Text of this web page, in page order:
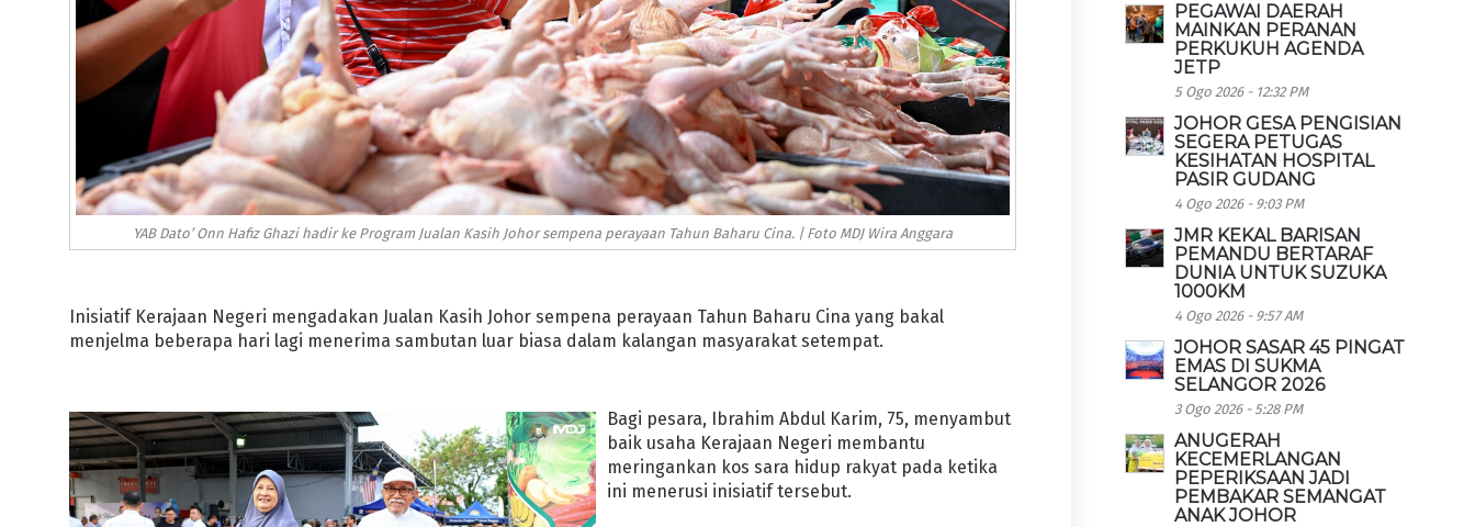
YAB Dato’ Onn Hafiz Ghazi hadir ke Program Jualan Kasih Johor sempena perayaan Tahun Baharu Cina. | Foto MDJ Wira Anggara
Inisiatif Kerajaan Negeri mengadakan Jualan Kasih Johor sempena perayaan Tahun Baharu Cina yang bakal
menjelma beberapa hari lagi menerima sambutan luar biasa dalam kalangan masyarakat setempat.
Bagi pesara, Ibrahim Abdul Karim, 75, menyambut
baik usaha Kerajaan Negeri membantu
meringankan kos sara hidup rakyat pada ketika
ini menerusi inisiatif tersebut.
PEGAWAI DAERAH
MAINKAN PERANAN
PERKUKUH AGENDA
JETP
5 Ogo 2026 - 12:32 PM
JOHOR GESA PENGISIAN
SEGERA PETUGAS
KESIHATAN HOSPITAL
PASIR GUDANG
4 Ogo 2026 - 9:03 PM
JMR KEKAL BARISAN
PEMANDU BERTARAF
DUNIA UNTUK SUZUKA
1000KM
4 Ogo 2026 - 9:57 AM
JOHOR SASAR 45 PINGAT
EMAS DI SUKMA
SELANGOR 2026
3 Ogo 2026 - 5:28 PM
ANUGERAH
KECEMERLANGAN
PEPERIKSAAN JADI
PEMBAKAR SEMANGAT
ANAK JOHOR